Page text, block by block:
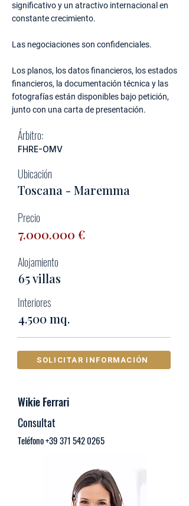
significativo y un atractivo internacional en
constante crecimiento.
Las negociaciones son confidenciales.
Los planos, los datos financieros, los estados
financieros, la documentación técnica y las
fotografías están disponibles bajo petición,
junto con una carta de presentación.
Árbitro:
FHRE-OMV
Ubicación
Toscana - Maremma
Precio
7.000.000 €
Alojamiento
65 villas
Interiores
4.500 mq.
SOLICITAR INFORMACIÓN
Wikie Ferrari
Consultat
Teléfono+39 371 542 0265